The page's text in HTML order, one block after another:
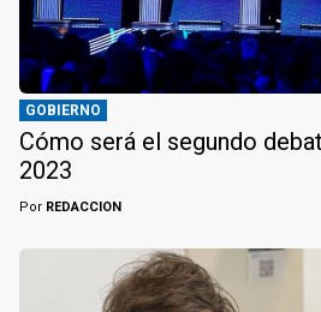
GOBIERNO
Cómo será el segundo
2023
Por REDACCION